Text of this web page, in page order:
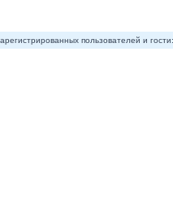
пользователей и